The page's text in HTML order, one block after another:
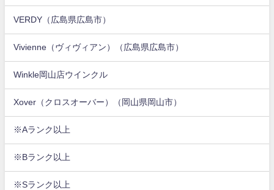
VERDY（広島県広島市）
Vivienne（ヴィヴィアン）（広島県広島市）
Winkle岡山店ウインクル
Xover（クロスオーバー）（岡山県岡山市）
※Aランク以上
※Bランク以上
※Sランク以上